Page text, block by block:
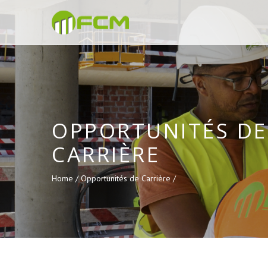
OPPORTUNITÉS DE
CARRIÈRE
Home /Opportunités de Carrière /